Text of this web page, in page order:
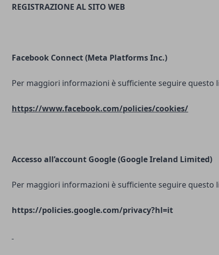
REGISTRAZIONE AL SITO WEB
Facebook Connect (Meta Platforms Inc.)
Per maggiori informazioni è sufficiente seguire questo
https://www.facebook.com/policies/cookies/
Accesso all’account Google (Google Ireland Limited)
Per maggiori informazioni è sufficiente seguire questo
https://policies.google.com/privacy?hl=it